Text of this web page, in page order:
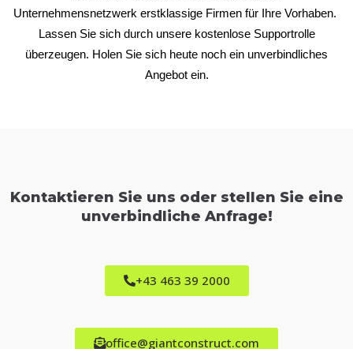
Unternehmensnetzwerk erstklassige Firmen für Ihre Vorhaben.
Lassen Sie sich durch unsere kostenlose Supportrolle
überzeugen. Holen Sie sich heute noch ein unverbindliches
Angebot ein.
Kontaktieren Sie uns oder stellen Sie eine
unverbindliche Anfrage!
+43 463 39 2000
office@giantconstruct.com